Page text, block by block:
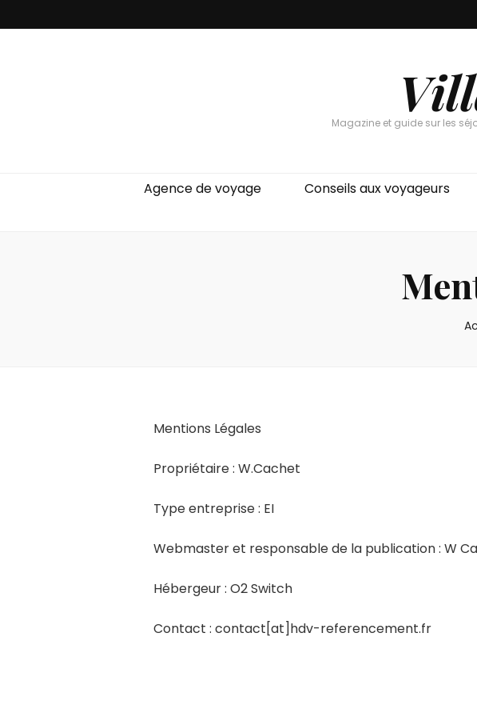
Magazine et guide sur les
Agence de voyage Conseils aux voyageurs
Mentions Légales
Propriétaire : W.Cachet
Type entreprise : EI
Webmaster et responsable de la publication : W
Hébergeur : O2 Switch
Contact : contact[at]hdv-referencement.fr